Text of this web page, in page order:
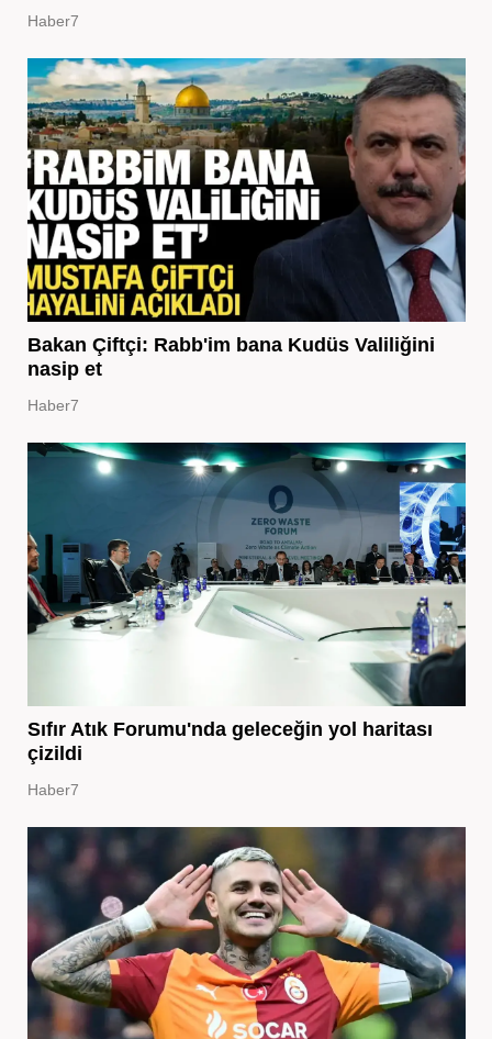
Haber7
Bakan Çiftçi: Rabb'im bana Kudüs Valiliğini
nasip et
Haber7
Sıfır Atık Forumu'nda geleceğin yol haritası
çizildi
Haber7